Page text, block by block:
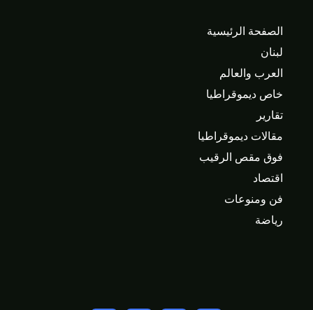
الصفحة الرئيسية
لبنان
العرب والعالم
خاص ديموقراطيا
تقارير
مقالات ديموقراطيا
فوق مقص الرقيب
اقتصاد
فن ومنوعات
رياضة